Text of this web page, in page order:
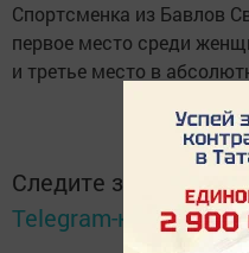
Спортсменка из Бавлов
первое место среди
и третье место в
Следите за самым
Telegram-канале